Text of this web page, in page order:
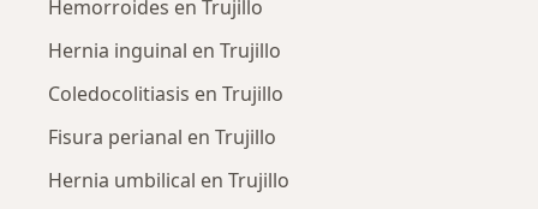
Hemorroides en Trujillo
Hernia inguinal en Trujillo
Coledocolitiasis en Trujillo
Fisura perianal en Trujillo
Hernia umbilical en Trujillo